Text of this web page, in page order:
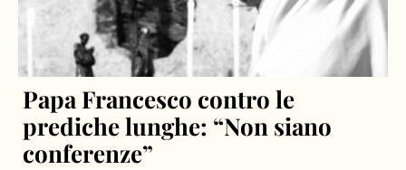
Papa Francesco contro le
prediche lunghe: “Non siano
conferenze”